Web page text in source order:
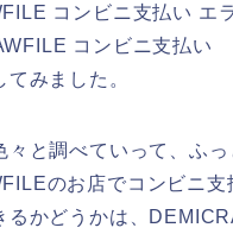
コンビニ支払い エラ
コンビニ支払い
てみました。
々と調べていって、ふっ
のお店でコンビニ支
るかどうかは、